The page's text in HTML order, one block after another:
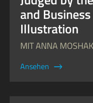
and
Illustration
MIT ANNA MOSHAK
Ansehen